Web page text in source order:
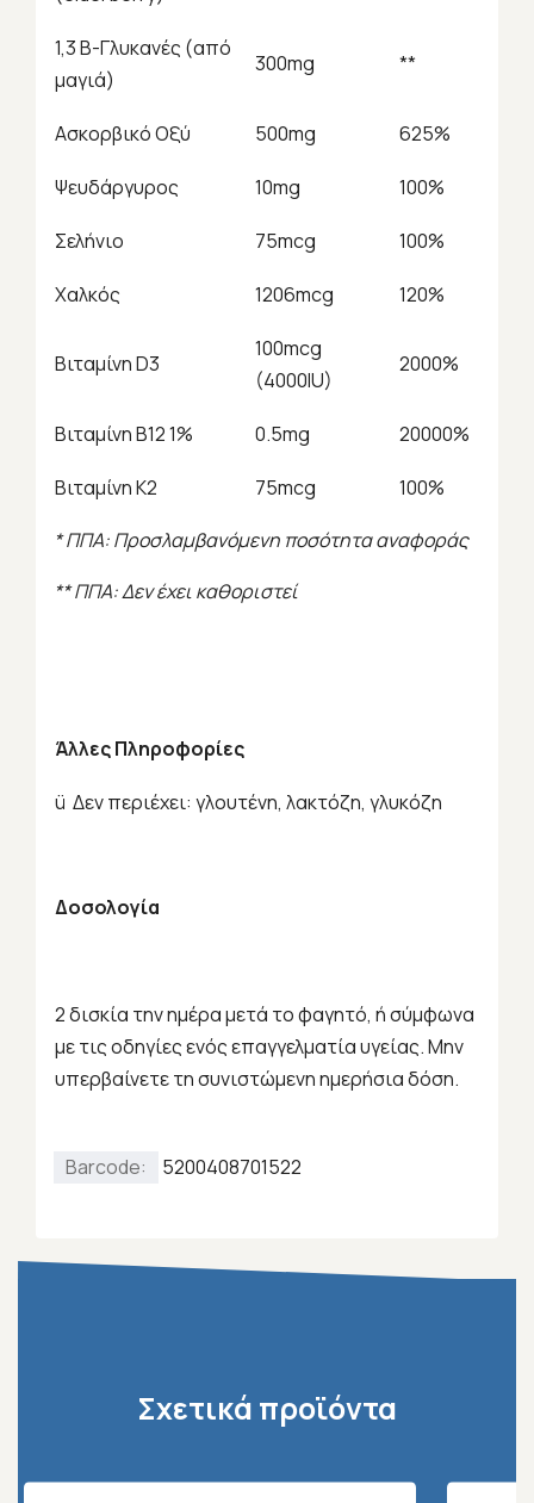
1,3 B-Γλυκανές (από
μαγιά)
300mg **
Ασκορβικό Οξύ 500mg 625%
Ψευδάργυρος 10mg 100%
Σελήνιο 75mcg 100%
Χαλκός 1206mcg 120%
ΒιταμίνηD3
100mcg
(4000IU)
2000%
Βιταμίνη Β12 1% 0.5mg 20000%
Βιταμίνη Κ2 75mcg
100%
* ΠΠΑ: Προσλαμβανόμενη ποσότητα αναφοράς
** ΠΠΑ: Δεν έχει καθοριστεί
Άλλες Πληροφορίες
ü Δεν περιέχει: γλουτένη, λακτόζη, γλυκόζη
Δοσολογία
2 δισκία την ημέρα μετά το φαγητό, ή σύμφωνα
με τις οδηγίες ενός επαγγελματία υγείας. Μην
υπερβαίνετε τη συνιστώμενη ημερήσια δόση.
Barcode: 5200408701522
Σχετικά προϊόντα